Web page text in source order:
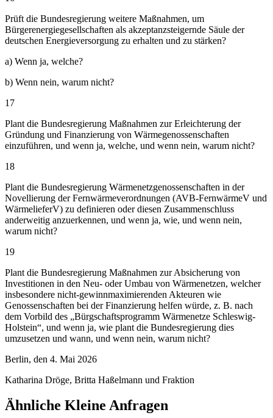
Prüft die Bundesregierung weitere Maßnahmen, um
Bürgerenergiegesellschaften als akzeptanzsteigernde Säule der
deutschen Energieversorgung zu erhalten und zu stärken?
a) Wenn ja, welche?
b) Wenn nein, warum nicht?
17
Plant die Bundesregierung Maßnahmen zur Erleichterung der
Gründung und Finanzierung von Wärmegenossenschaften
einzuführen, und wenn ja, welche, und wenn nein, warum nicht?
18
Plant die Bundesregierung Wärmenetzgenossenschaften in der
Novellierung der Fernwärmeverordnungen (AVB-FernwärmeV und
WärmelieferV) zu definieren oder diesen Zusammenschluss
anderweitig anzuerkennen, und wenn ja, wie, und wenn nein,
warum nicht?
19
Plant die Bundesregierung Maßnahmen zur Absicherung von
Investitionen in den Neu- oder Umbau von Wärmenetzen, welcher
insbesondere nicht-gewinnmaximierenden Akteuren wie
Genossenschaften bei der Finanzierung helfen würde, z. B. nach
dem Vorbild des „Bürgschaftsprogramm Wärmenetze Schleswig-
Holstein“, und wenn ja, wie plant die Bundesregierung dies
umzusetzen und wann, und wenn nein, warum nicht?
Berlin, den 4. Mai 2026
Katharina Dröge, Britta Haßelmann und Fraktion
Ähnliche Kleine Anfragen